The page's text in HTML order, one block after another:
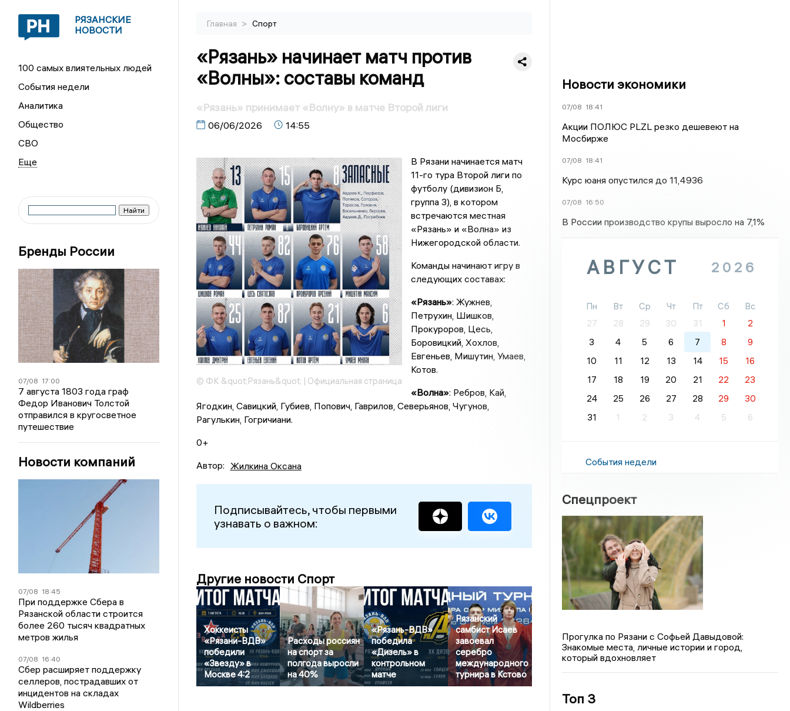
РЯЗАНСКИЕ
НОВОСТИ
100 самых влиятельных людей
События недели
Аналитика
Общество
СВО
Бренды России
07/08 17:00
7 августа 1803 года граф
Федор Иванович Толстой
отправился в кругосветное
путешествие
Новости компаний
07/08 18:45
При поддержке Сбера в
Рязанской области строится
более 260 тысяч квадратных
метров жилья
07/08 16:40
Сбер расширяет поддержку
селлеров, пострадавших от
инцидентов на складах
Wildberries
Главная > Спорт
«Рязань» начинает матч против
«Волны»: составы команд
«Рязань» принимает «Волну» в матче Второй лиги
06/06/2026 14:55
© ФК &quot;Рязань&quot; | Официальная страница
В Рязани начинается матч
11-го тура Второй лиги по
футболу (дивизион Б,
группа 3), в котором
встречаются местная
«Рязань» и «Волна» из
Нижегородской области.
Команды начинают игру в
следующих составах:
«Рязань»: Жужнев,
Петрухин, Шишков,
Прокуроров, Цесь,
Боровицкий, Хохлов,
Евгеньев, Мишутин, Умаев,
Котов.
«Волна»: Ребров, Кай,
Ягодкин, Савицкий, Губиев, Попович, Гаврилов, Северьянов, Чугунов,
Рагулькин, Гогричиани.
0+
Автор: Жилкина Оксана
Подписывайтесь, чтобы первыми
узнавать о важном:
Другие новости Спорт
Хоккеисты
«Рязани-ВДВ»
победили
«Звезду» в
Москве 4:2
Расходы россиян
на спорт за
полгода выросли
на 40%
«Рязань-ВДВ»
победила
«Дизель» в
контрольном
матче
Рязанский
самбист Исаев
завоевал
серебро
международного
турнира в Кстово
Новости экономики
07/08 18:41
Акции ПОЛЮС PLZL резко дешевеют на
Мосбирже
07/08 18:41
Курс юаня опустился до 11,4936
07/08 16:50
В России производство крупы выросло на 7,1%
АВГУСТ 2026
Пн Вт Ср Чт Пт Сб
Вс
27
28 29 30 31 1
2
3
4 5 6 7 8
9
10
11 12 13 14 15
16
17
18 19 20 21 22
23
24
25 26 27 28 29
30
31
1 2 3 4 5 6
События недели
Спецпроект
Прогулка по Рязани с Софьей Давыдовой:
Знакомые места, личные истории и город,
который вдохновляет
Топ 3